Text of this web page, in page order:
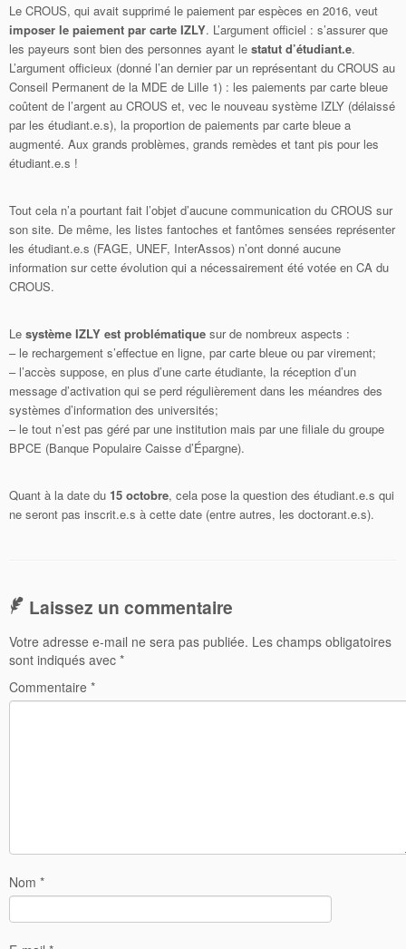
Le CROUS, qui avait supprimé le paiement par espèces en 2016, veut
imposer le paiement par carte IZLY. L’argument officiel : s’assurer que
les payeurs sont bien des personnes ayant le statut d’étudiant.e.
L’argument officieux (donné l’an dernier par un représentant du CROUS au
Conseil Permanent de la MDE de Lille 1) : les paiements par carte bleue
coûtent de l’argent au CROUS et, vec le nouveau système IZLY (délaissé
par les étudiant.e.s), la proportion de paiements par carte bleue a
augmenté. Aux grands problèmes, grands remèdes et tant pis pour les
étudiant.e.s !
Tout cela n’a pourtant fait l’objet d’aucune communication du CROUS sur
son site. De même, les listes fantoches et fantômes sensées représenter
les étudiant.e.s (FAGE, UNEF, InterAssos) n’ont donné aucune
information sur cette évolution qui a nécessairement été votée en CA du
CROUS.
Le système IZLY est problématique sur de nombreux aspects :
– le rechargement s’effectue en ligne, par carte bleue ou par virement;
– l’accès suppose, en plus d’une carte étudiante, la réception d’un
message d’activation qui se perd régulièrement dans les méandres des
systèmes d’information des universités;
– le tout n’est pas géré par une institution mais par une filiale du groupe
BPCE (Banque Populaire Caisse d’Épargne).
Quant à la date du 15 octobre, cela pose la question des étudiant.e.s qui
ne seront pas inscrit.e.s à cette date (entre autres, les doctorant.e.s).
Laissez un commentaire
Votre adresse e-mail ne sera pas publiée. Les champs obligatoires
sont indiqués avec *
Commentaire *
Nom *